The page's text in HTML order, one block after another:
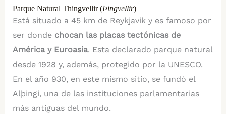
Parque Natural Thingvellir (Þingvellir)
Está situado a 45 km de Reykjavik y es famoso por
ser donde chocan las placas tectónicas de
América y Euroasia. Esta declarado parque natural
desde 1928 y, además, protegido por la UNESCO.
En el año 930, en este mismo sitio, se fundó el
Alþingi, una de las instituciones parlamentarias
más antiguas del mundo.